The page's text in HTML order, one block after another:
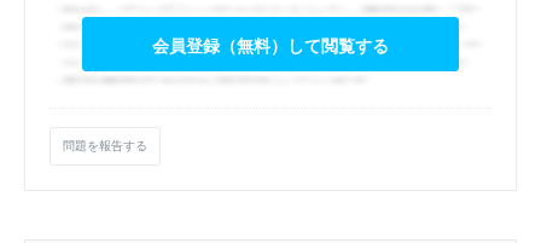
会員登録（無料）して閲覧する
問題を報告する